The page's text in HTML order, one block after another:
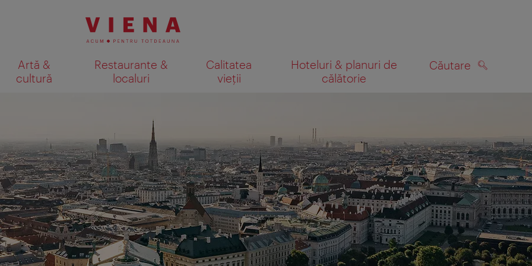
Artă &
cultură
Restaurante &
localuri
Calitatea
vieții
Hoteluri & planuri de
călătorie
Căutare